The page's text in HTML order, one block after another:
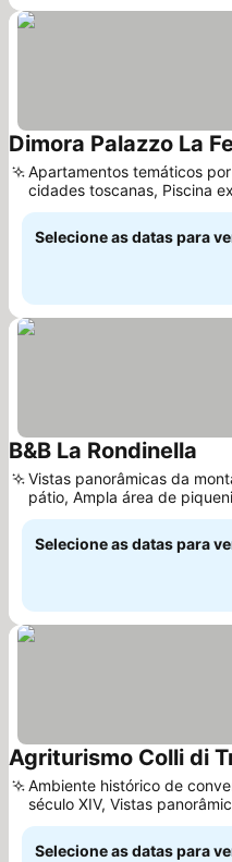
Dimora Palazzo La
Apartamentos temáticos por
cidades toscanas, Piscina
sazonal
Selecione as datas para
B&B La Rondinella
Vistas panorâmicas da
pátio, Ampla área de
livre
Selecione as datas para
Agriturismo Colli di
Ambiente histórico de
século XIV, Vistas
paisagem toscana
Selecione as datas para